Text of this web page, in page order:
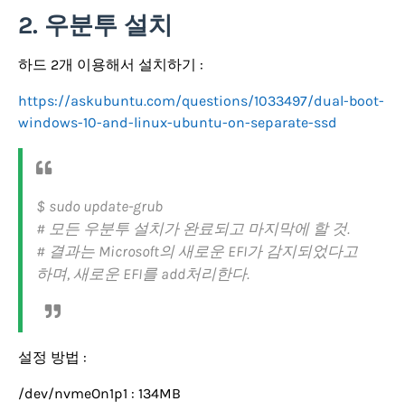
2. 우분투 설치
하드 2개 이용해서 설치하기 :
https://askubuntu.com/questions/1033497/dual-boot-
windows-10-and-linux-ubuntu-on-separate-ssd
$ sudo update-grub
# 모든 우분투 설치가 완료되고 마지막에 할 것.
# 결과는 Microsoft의 새로운 EFI가 감지되었다고
하며, 새로운 EFI를 add처리한다.
설정 방법 :
/dev/nvmeOn1p1 : 134MB